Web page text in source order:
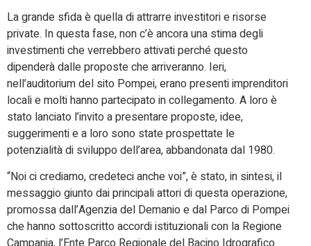
La grande sfida è quella di attrarre investitori e risorse
private. In questa fase, non c’è ancora una stima degli
investimenti che verrebbero attivati perché questo
dipenderà dalle proposte che arriveranno. Ieri,
nell’auditorium del sito Pompei, erano presenti imprenditori
locali e molti hanno partecipato in collegamento. A loro è
stato lanciato l’invito a presentare proposte, idee,
suggerimenti e a loro sono state prospettate le
potenzialità di sviluppo dell’area, abbandonata dal 1980.
“Noi ci crediamo, credeteci anche voi”, è stato, in sintesi, il
messaggio giunto dai principali attori di questa operazione,
promossa dall’Agenzia del Demanio e dal Parco di Pompei
che hanno sottoscritto accordi istituzionali con la Regione